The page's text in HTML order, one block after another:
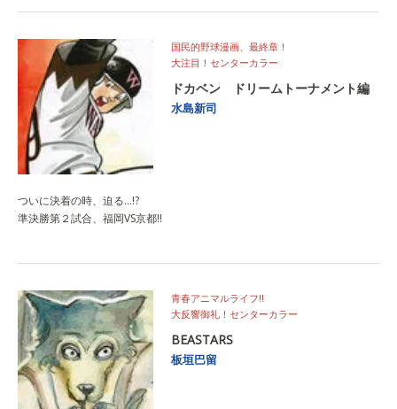
国民的野球漫画、最終章！
大注目！センターカラー
ドカベン ドリームトーナメント編
水島新司
ついに決着の時、迫る…!?
準決勝第２試合、福岡VS京都!!
青春アニマルライフ!!
大反響御礼！センターカラー
BEASTARS
板垣巴留